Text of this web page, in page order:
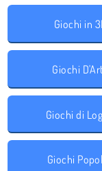
Giochi in
Giochi
Giochi di
Giochi